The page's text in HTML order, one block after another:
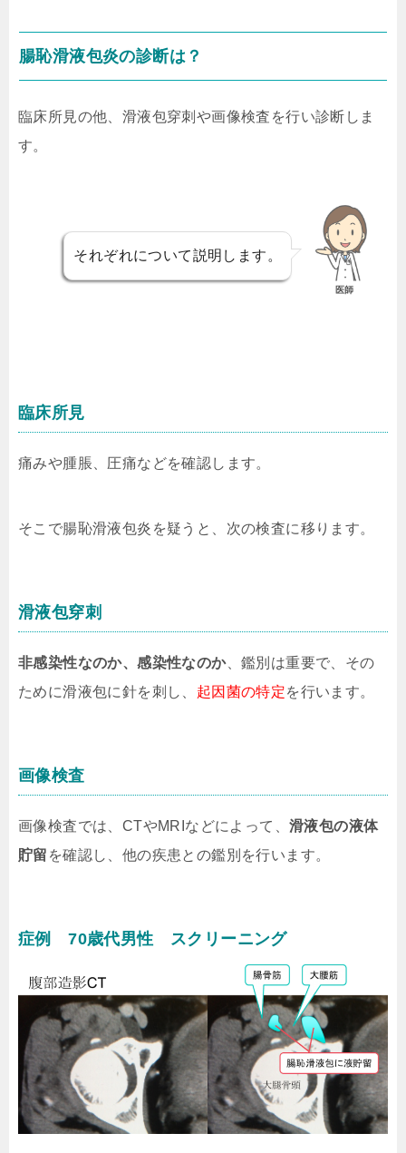
腸恥滑液包炎の診断は？
臨床所見の他、滑液包穿刺や画像検査を行い診断しま
す。
それぞれについて説明します。
医師
臨床所見
痛みや腫脹、圧痛などを確認します。
そこで腸恥滑液包炎を疑うと、次の検査に移ります。
滑液包穿刺
非感染性なのか、感染性なのか、鑑別は重要で、その
ために滑液包に針を刺し、 起因菌の特定を行います。
画像検査
画像検査では、CTやMRIなどによって、 滑液包の液体
貯留 を確認し、他の疾患との鑑別を行います。
症例 70歳代男性 スクリーニング